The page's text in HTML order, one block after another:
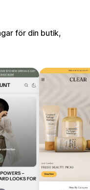
för din butik,